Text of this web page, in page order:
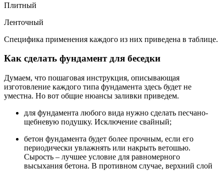
Плитный
Ленточный
Специфика применения каждого из них приведена в таблице.
Как сделать фундамент для беседки
Думаем, что пошаговая инструкция, описывающая
изготовление каждого типа фундамента здесь будет не
уместна. Но вот общие нюансы заливки приведем.
для фундамента любого вида нужно сделать песчано-
щебневую подушку. Исключение свайный;
бетон фундамента будет более прочным, если его
периодически увлажнять или накрыть ветошью.
Сырость – лучшее условие для равномерного
высыхания бетона. В противном случае, верхний слой